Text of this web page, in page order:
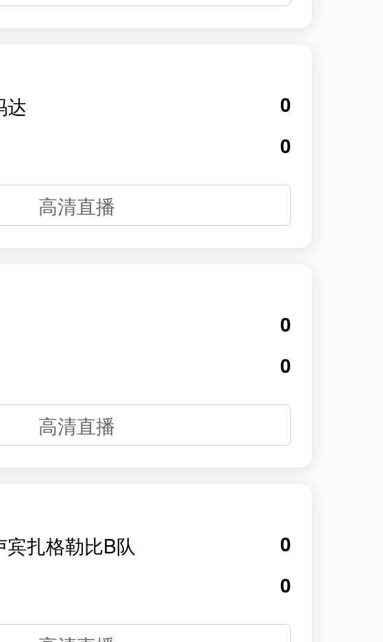
达
0
0
高清直播
0
0
高清直播
宾扎格勒比B队
0
0